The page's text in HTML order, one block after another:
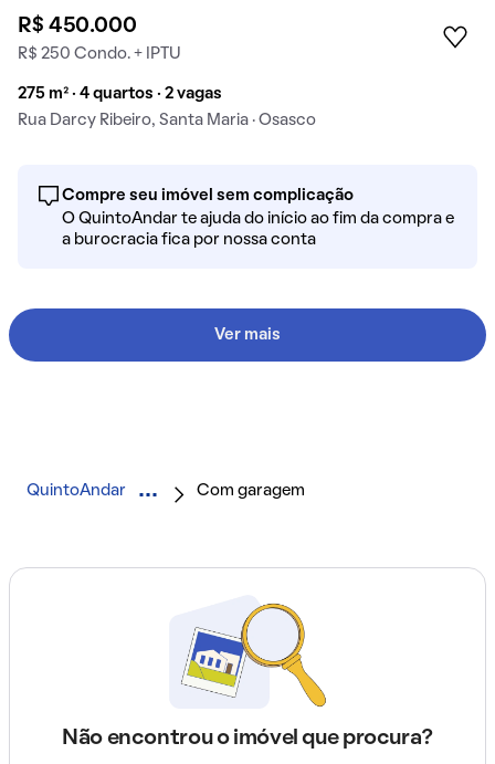
R$ 450.000
R$ 250 Condo. + IPTU
275 m² · 4 quartos · 2 vagas
Rua Darcy Ribeiro, Santa Maria · Osasco
Compre seu imóvel sem complicação
O QuintoAndar te ajuda do início ao fim da compra e
a burocracia fica por nossa conta
Ver mais
QuintoAndar Com garagem
Não encontrou o imóvel que procura?